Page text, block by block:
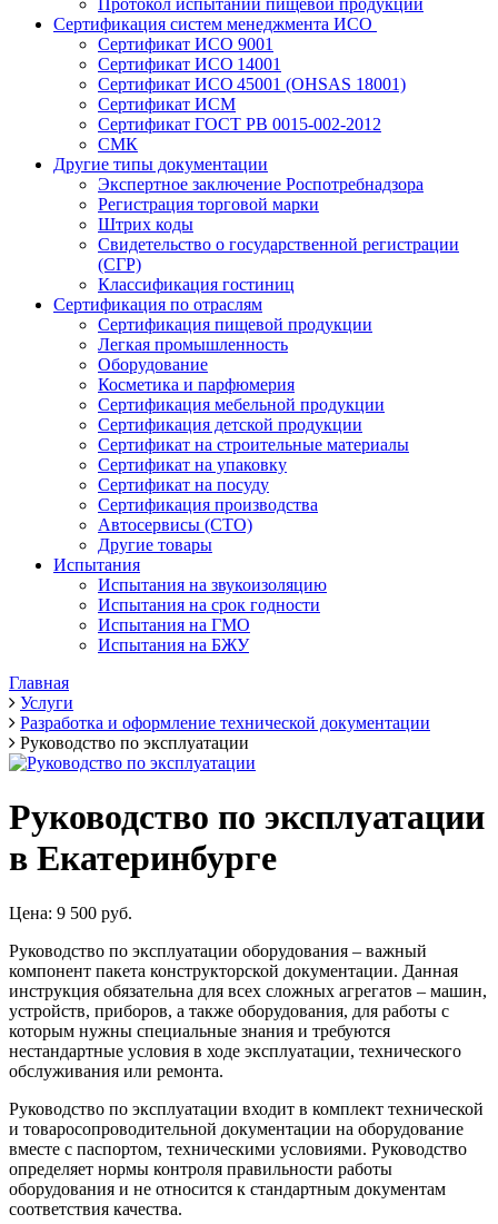
Протокол испытаний пищевой продукции
Сертификация систем менеджмента ИСО
Сертификат ИСО 9001
Сертификат ИСО 14001
Сертификат ИСО 45001 (OHSAS 18001)
Сертификат ИСМ
Сертификат ГОСТ РВ 0015-002-2012
СМК
Другие типы документации
Экспертное заключение Роспотребнадзора
Регистрация торговой марки
Штрих коды
Свидетельство о государственной регистрации
(СГР)
Классификация гостиниц
Сертификация по отраслям
Сертификация пищевой продукции
Легкая промышленность
Оборудование
Косметика и парфюмерия
Сертификация мебельной продукции
Сертификация детской продукции
Сертификат на строительные материалы
Сертификат на упаковку
Сертификат на посуду
Сертификация производства
Автосервисы (СТО)
Другие товары
Испытания
Испытания на звукоизоляцию
Испытания на срок годности
Испытания на ГМО
Испытания на БЖУ
Главная
Услуги
Разработка и оформление технической документации
Руководство по эксплуатации
Руководство по эксплуатации
в Екатеринбурге
Цена: 9 500 руб.
Руководство по эксплуатации оборудования – важный
компонент пакета конструкторской документации. Данная
инструкция обязательна для всех сложных агрегатов – машин,
устройств, приборов, а также оборудования, для работы с
которым нужны специальные знания и требуются
нестандартные условия в ходе эксплуатации, технического
обслуживания или ремонта.
Руководство по эксплуатации входит в комплект технической
и товаросопроводительной документации на оборудование
вместе с паспортом, техническими условиями. Руководство
определяет нормы контроля правильности работы
оборудования и не относится к стандартным документам
соответствия качества.